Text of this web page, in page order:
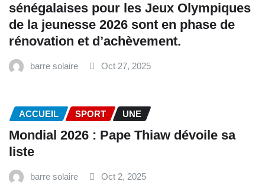
sénégalaises pour les Jeux Olympiques
de la jeunesse 2026 sont en phase de
rénovation et d’achèvement.
barre solaire Oct 27, 2025
ACCUEIL SPORT UNE
Mondial 2026 : Pape Thiaw dévoile sa
liste
barre solaire Oct 2, 2025